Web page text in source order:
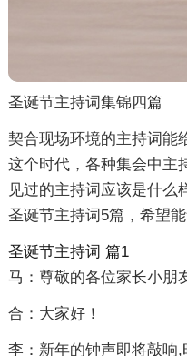
圣诞节主持词集锦四篇
契合现场环境的主持词能
这个时代，各种集会中主
见过的主持词应该是什么
圣诞节主持词5篇，希望能
圣诞节主持词 篇1
马：尊敬的各位家长小朋
合：大家好！
李：新年的钟声即将敲响